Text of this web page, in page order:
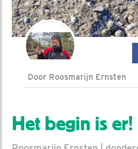
Door Roosmarijn Ernsten
Het begin is er!